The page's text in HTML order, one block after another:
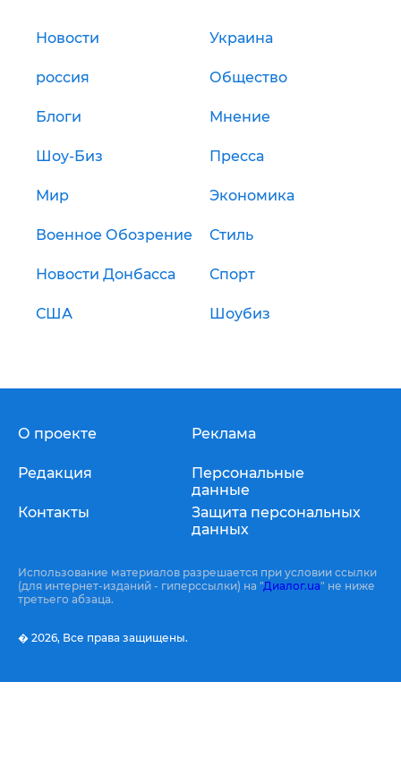
Новости Украина
россия Общество
Блоги Мнение
Шоу-Биз Пресса
Мир Экономика
Военное Обозрение Стиль
Новости Донбасса Спорт
США Шоубиз
О проекте
Редакция
Контакты
Реклама
Персональные
данные
Защита персональных
данных
Использование материалов разрешается при условии ссылки
(для интернет-изданий - гиперссылки) на "Диалог.ua" не ниже
третьего абзаца.
� 2026, Все права защищены.